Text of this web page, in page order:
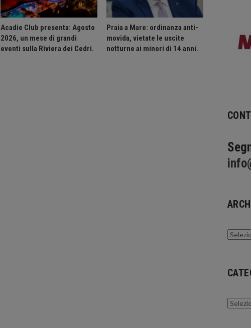
Acadie Club presenta: Agosto
2026, un mese di grandi
eventi sulla Riviera dei Cedri.
Praia a Mare: ordinanza anti-
movida, vietate le uscite
notturne ai minori di 14 anni.
Archivi